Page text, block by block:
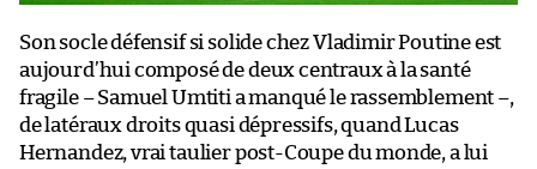
Son socle défensif si solide chez Vladimir Poutine est
aujourd’hui composé de deux centraux à la santé
fragile – Samuel Umtiti a manqué le rassemblement –,
de latéraux droits quasi dépressifs, quand Lucas
Hernandez, vrai taulier post-Coupe du monde, a lui